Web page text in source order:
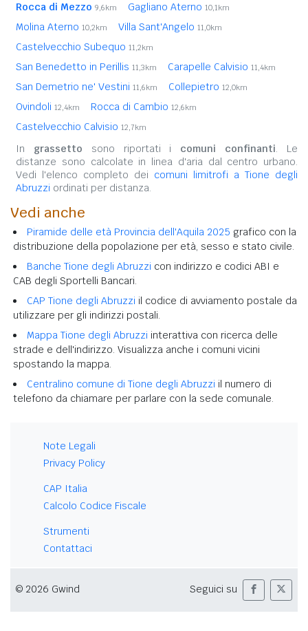
Rocca di Mezzo 9,6km Gagliano Aterno 10,1km
Molina Aterno 10,2km Villa Sant'Angelo 11,0km
Castelvecchio Subequo 11,2km
San Benedetto in Perillis 11,3km Carapelle Calvisio 11,4km
San Demetrio ne' Vestini 11,6km Collepietro 12,0km
Ovindoli 12,4km Rocca di Cambio 12,6km
Castelvecchio Calvisio 12,7km
In grassetto sono riportati i comuni confinanti. Le
distanze sono calcolate in linea d'aria dal centro urbano.
Vedi l'elenco completo dei comuni limitrofi a Tione degli
Abruzzi ordinati per distanza.
Vedi anche
Piramide delle età Provincia dell'Aquila 2025 grafico con la
distribuzione della popolazione per età, sesso e stato civile.
Banche Tione degli Abruzzi con indirizzo e codici ABI e
CAB degli Sportelli Bancari.
CAP Tione degli Abruzzi il codice di avviamento postale da
utilizzare per gli indirizzi postali.
Mappa Tione degli Abruzzi interattiva con ricerca delle
strade e dell'indirizzo. Visualizza anche i comuni vicini
spostando la mappa.
Centralino comune di Tione degli Abruzzi il numero di
telefono da chiamare per parlare con la sede comunale.
Note Legali
Privacy Policy
CAP Italia
Calcolo Codice Fiscale
Strumenti
Contattaci
© 2026 Gwind Seguici su